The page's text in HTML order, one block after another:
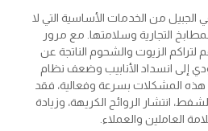
الجبيل من الخدمات الأساسية التي لا
التجارية وسلامتها. مع مرور
الزيوت والشحوم الناتجة عن
إلى انسداد الأنابيب وضعف نظام
هذه المشكلات بسرعة وفعالية، فقد
انتشار الروائح الكريهة، وزيادة
العاملين والعملاء.